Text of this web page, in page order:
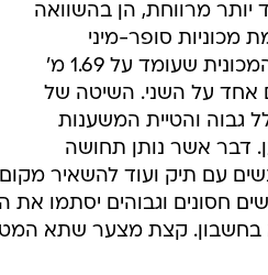
יותר מרווחת, הן בהשוואה
מכוניות סופר-מיני
מתחרות. הרוחב של המכונית שעומד על 1.69 מ'
אחד על השני. השיטה של
גבוה והטיית המשענות
דבר אשר נותן תחושה
להעמיס 3 אנשים עם תיק ועוד
חסונים וגבוהים יסתמו